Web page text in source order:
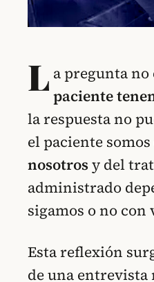
L a pregunta no
paciente
la respuesta no
el paciente somos
nosotros y del
administrado
sigamos o no con
Esta reflexión
de una entrevista